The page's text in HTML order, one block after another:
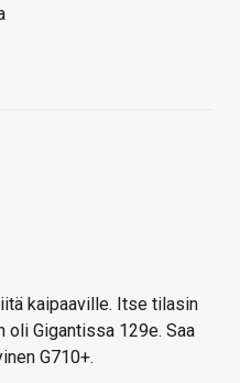
kaipaaville. Itse tilasin
oli Gigantissa 129e. Saa
G710+.